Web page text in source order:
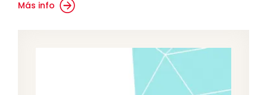
Más info